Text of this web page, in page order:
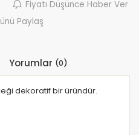
Fiyatı Düşünce Haber Ver
Paylaş
Yorumlar (0)
dekoratif bir üründür.